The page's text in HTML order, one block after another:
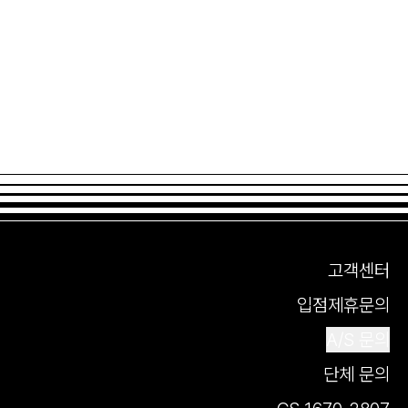
고객센터
입점제휴문의
단체 문의